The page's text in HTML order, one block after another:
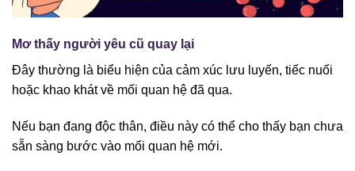
Mơ thấy người yêu cũ quay lại
Đây thường là biểu hiện của cảm xúc lưu luyến, tiếc nuối
hoặc khao khát về mối quan hệ đã qua.
Nếu bạn đang độc thân, điều này có thể cho thấy bạn chưa
sẵn sàng bước vào mối quan hệ mới.